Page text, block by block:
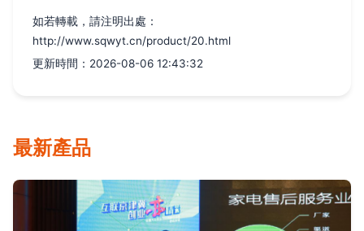
如若轉載，請注明出處：
http://www.sqwyt.cn/product/20.html
更新時間：2026-08-06 12:43:32
最新產品